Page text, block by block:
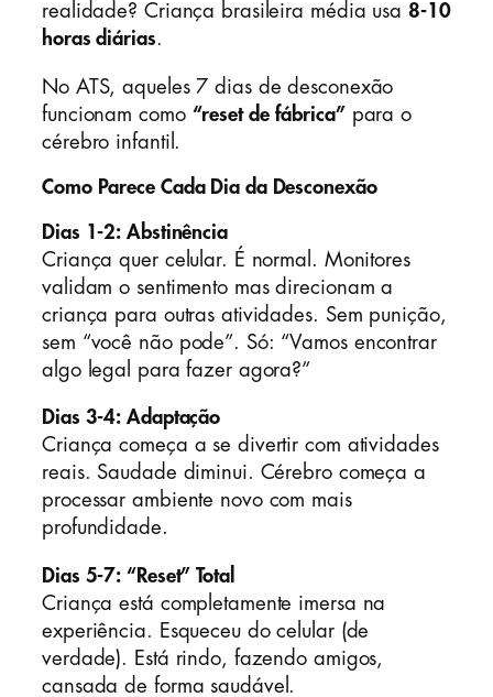
realidade? Criança brasileira média usa 8-10
horas diárias.
No ATS, aqueles 7 dias de desconexão
funcionam como “reset de fábrica” para o
cérebro infantil.
Como Parece Cada Dia da Desconexão
Dias 1-2: Abstinência
Criança quer celular. É normal. Monitores
validam o sentimento mas direcionam a
criança para outras atividades. Sem punição,
sem “você não pode”. Só: “Vamos encontrar
algo legal para fazer agora?”
Dias 3-4: Adaptação
Criança começa a se divertir com atividades
reais. Saudade diminui. Cérebro começa a
processar ambiente novo com mais
profundidade.
Dias 5-7: “Reset” Total
Criança está completamente imersa na
experiência. Esqueceu do celular (de
verdade). Está rindo, fazendo amigos,
cansada de forma saudável.